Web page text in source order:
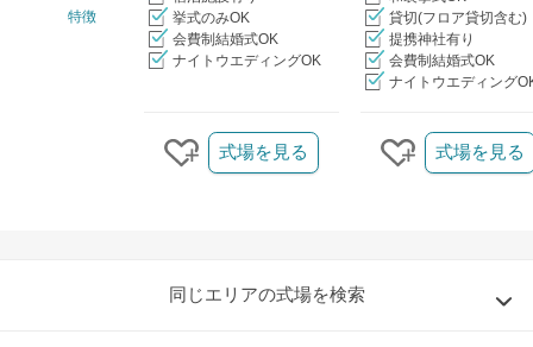
特徴
挙式のみOK
会費制結婚式OK
ナイトウエディングOK
貸切(フロア貸切含む)
提携神社有り
会費制結婚式OK
ナイトウエディング
クリップする
式場を見る
クリップする
式場を見る
同じエリアの式場を検索